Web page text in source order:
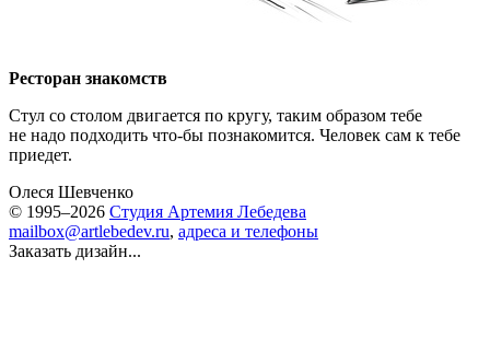
Ресторан знакомств
Стул со столом двигается по кругу, таким образом тебе
не надо подходить что-бы познакомится. Человек сам к тебе
приедет.
Олеся Шевченко
© 1995–2026 Студия Артемия Лебедева
mailbox@artlebedev.ru, адреса и телефоны
Заказать дизайн...